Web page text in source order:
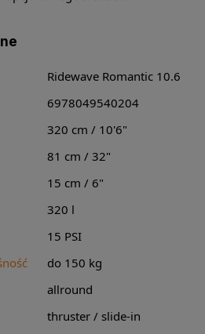
Ridewave Romantic 10.6
6978049540204
320 cm / 10'6"
81 cm / 32"
15 cm / 6"
320 l
15 PSI
do 150 kg
allround
thruster / slide-in